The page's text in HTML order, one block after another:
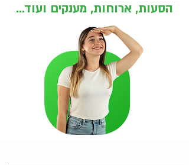
הסעות, ארוחות, מענקים ועוד...